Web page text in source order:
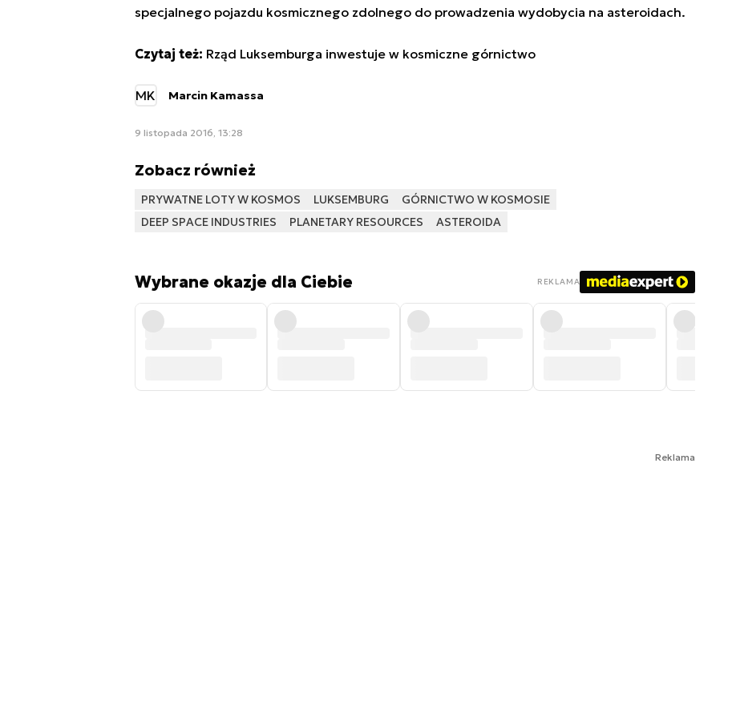
specjalnego pojazdu kosmicznego zdolnego do prowadzenia wydobycia na asteroidach.
Czytaj też: Rząd Luksemburga inwestuje w kosmiczne górnictwo
MK Marcin Kamassa
9 listopada 2016, 13:28
Zobacz również
PRYWATNE LOTY W KOSMOS LUKSEMBURG
GÓRNICTWO W KOSMOSIE
DEEP SPACE INDUSTRIES
PLANETARY RESOURCES ASTEROIDA
Wybrane okazje dla Ciebie REKLAMA
Reklama